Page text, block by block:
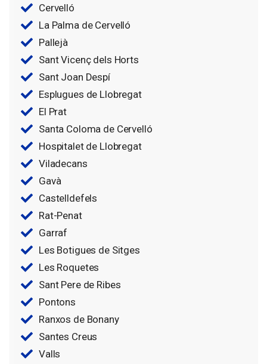
Cervelló
La Palma de Cervelló
Pallejà
Sant Vicenç dels Horts
Sant Joan Despí
Esplugues de Llobregat
El Prat
Santa Coloma de Cervelló
Hospitalet de Llobregat
Viladecans
Gavà
Castelldefels
Rat-Penat
Garraf
Les Botigues de Sitges
Les Roquetes
Sant Pere de Ribes
Pontons
Ranxos de Bonany
Santes Creus
Valls